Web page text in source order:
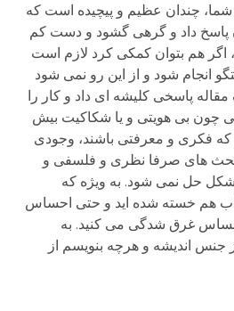
چندان عظیم و پیچیده است که
پاسخ داد و گرهی گشود و دست کم
اگر هم بتوان کمکی کرد لازم است
انجام شود و از این رو نمی شود
پاسخی کلیشه ای داد و کار را
چون بی هویتی و یا شکاکیت بیش
فکری و معرفتی باشند، وجودی
بحث های صرفا نظری و فلسفی و
حل نمی شود. به ویژه که
هم خسته شده اید و حتی احساس
غرق شدگی می کنید. به
اندیشه و هرچه بنویسم از